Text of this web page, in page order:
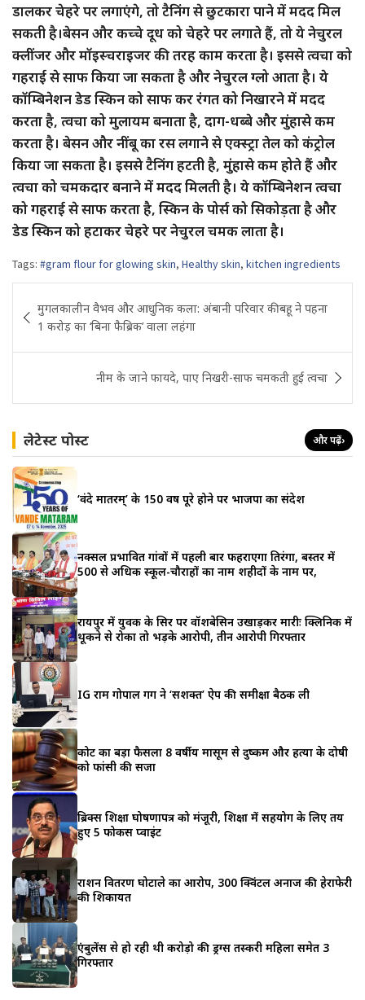
डालकर चेहरे पर लगाएंगे, तो टैनिंग से छुटकारा पाने में मदद मिल
सकती है।बेसन और कच्चे दूध को चेहरे पर लगाते हैं, तो ये नेचुरल
क्लींजर और मॉइस्चराइजर की तरह काम करता है। इससे त्वचा को
गहराई से साफ किया जा सकता है और नेचुरल ग्लो आता है। ये
कॉम्बिनेशन डेड स्किन को साफ कर रंगत को निखारने में मदद
करता है, त्वचा को मुलायम बनाता है, दाग-धब्बे और मुंहासे कम
करता है। बेसन और नींबू का रस लगाने से एक्स्ट्रा तेल को कंट्रोल
किया जा सकता है। इससे टैनिंग हटती है, मुंहासे कम होते हैं और
त्वचा को चमकदार बनाने में मदद मिलती है। ये कॉम्बिनेशन त्वचा
को गहराई से साफ करता है, स्किन के पोर्स को सिकोड़ता है और
डेड स्किन को हटाकर चेहरे पर नेचुरल चमक लाता है।
Tags: #gram flour for glowing skin, Healthy skin, kitchen ingredients
navigation
मुगलकालीन वैभव और आधुनिक कला: अंबानी परिवार की बहू ने पहना
1 करोड़ का ‘बिना फैब्रिक’ वाला लहंगा
नीम के जाने फायदे, पाए निखरी-साफ चमकती हुई त्वचा
लेटेस्ट पोस्ट और पढ़ें›
‘वंदे मातरम्’ के 150 वर्ष पूरे होने पर भाजपा का संदेश
नक्सल प्रभावित गांवों में पहली बार फहराएगा तिरंगा, बस्तर में
500 से अधिक स्कूल-चौराहों का नाम शहीदों के नाम पर,
रायपुर में युवक के सिर पर वॉशबेसिन उखाड़कर मारीः क्लिनिक में
थूकने से रोका तो भड़के आरोपी, तीन आरोपी गिरफ्तार
IG राम गोपाल गर्ग ने ‘सशक्त’ ऐप की समीक्षा बैठक ली
कोर्ट का बड़ा फैसला 8 वर्षीय मासूम से दुष्कर्म और हत्या के दोषी
को फांसी की सजा
ब्रिक्स शिक्षा घोषणापत्र को मंजूरी, शिक्षा में सहयोग के लिए तय
हुए 5 फोकस प्वाइंट
राशन वितरण घोटाले का आरोप, 300 क्विंटल अनाज की हेराफेरी
की शिकायत
एंबुलेंस से हो रही थी करोड़ो की ड्रग्स तस्करी महिला समेत 3
गिरफ्तार